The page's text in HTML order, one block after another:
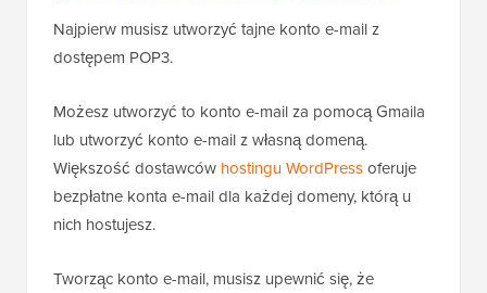
Najpierw musisz utworzyć tajne konto e-mail z
dostępem POP3.
Możesz utworzyć to konto e-mail za pomocą Gmaila
lub utworzyć konto e-mail z własną domeną.
Większość dostawców hostingu WordPressoferuje
bezpłatne konta e-mail dla każdej domeny, którą u
nich hostujesz.
Tworząc konto e-mail, musisz upewnić się, że